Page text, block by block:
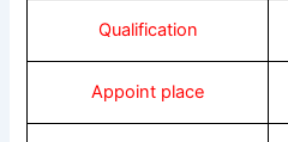
Qualification
Appoint place